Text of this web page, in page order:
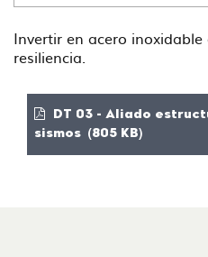
Invertir en acero
resiliencia.
DT 03 - Aliado
sismos (805 KB)